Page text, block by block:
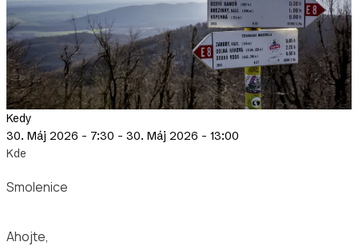
Kedy
30. Máj 2026 - 7:30 - 30. Máj 2026 - 13:00
Kde
Smolenice
Ahojte,